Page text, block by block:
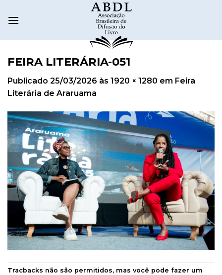
FEIRA LITERÁRIA-051
Publicado 25/03/2026 às 1920 × 1280 em Feira
Literária de Araruama
Tracbacks não são permitidos, mas você pode fazer um